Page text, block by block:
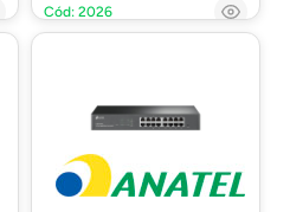
Cód: 2026